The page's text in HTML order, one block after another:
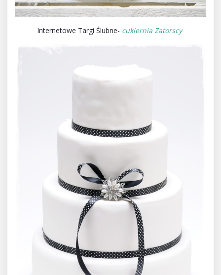
Internetowe Targi Ślubne- cukiernia Zatorscy